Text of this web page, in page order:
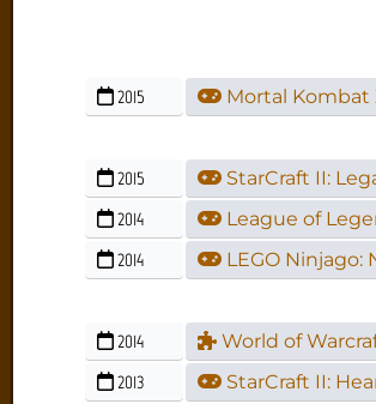
2015 Mortal Kombat
2015 StarCraft II:
2014 League of
2014 LEGO Ninjago:
2014 World of
2013 StarCraft II: